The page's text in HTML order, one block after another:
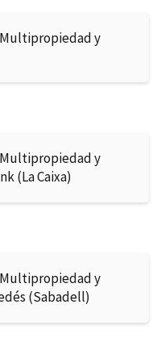
y
y
(La Caixa)
y
(Sabadell)